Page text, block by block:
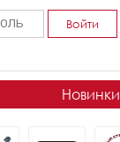
Войти
Новинки